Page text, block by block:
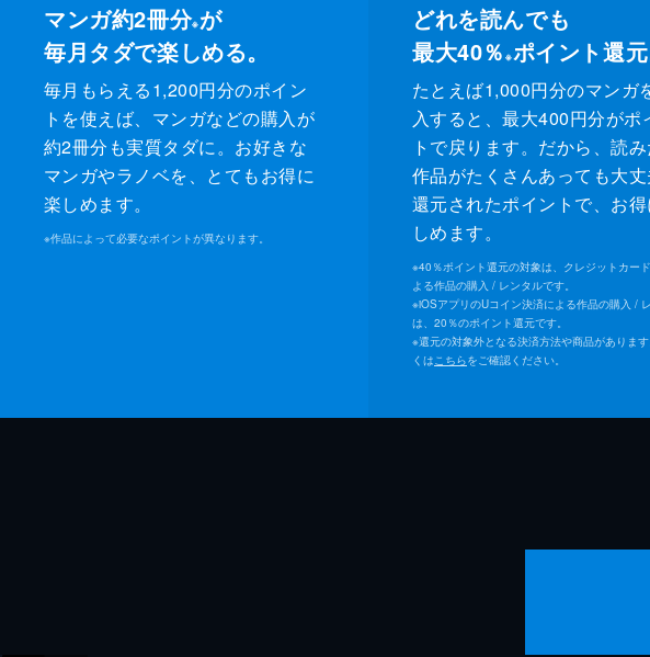
マンガ約2冊分※が
毎月タダで楽しめる。
毎月もらえる1,200円分のポイン
トを使えば、マンガなどの購入が
約2冊分も実質タダに。お好きな
マンガやラノベを、とてもお得に
楽しめます。
※作品によって必要なポイントが異なります。
どれを読んでも
最大40％ ※ポイント還元
たとえば1,000円分のマンガ
入すると、最大400円分がポ
トで戻ります。だから、読
作品がたくさんあっても大丈
還元されたポイントで、お
しめます。
※40％ポイント還元の対象は、クレジットカー
よる作品の購入 / レンタルです。
※iOSアプリのUコイン決済による作品の購入 /
は、20％のポイント還元です。
※還元の対象外となる決済方法や商品があります
くは こちらをご確認ください。